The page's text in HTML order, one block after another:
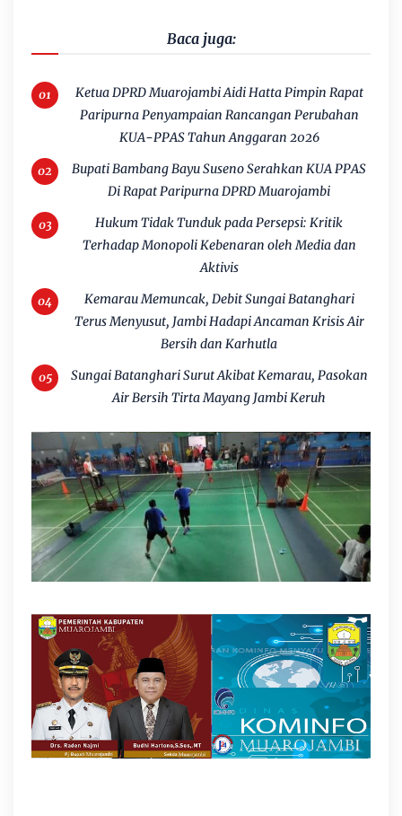
Baca juga:
Ketua DPRD Muarojambi Aidi Hatta Pimpin Rapat
Paripurna Penyampaian Rancangan Perubahan
KUA-PPAS Tahun Anggaran 2026
Bupati Bambang Bayu Suseno Serahkan KUA PPAS
Di Rapat Paripurna DPRD Muarojambi
Hukum Tidak Tunduk pada Persepsi: Kritik
Terhadap Monopoli Kebenaran oleh Media dan
Aktivis
Kemarau Memuncak, Debit Sungai Batanghari
Terus Menyusut, Jambi Hadapi Ancaman Krisis Air
Bersih dan Karhutla
Sungai Batanghari Surut Akibat Kemarau, Pasokan
Air Bersih Tirta Mayang Jambi Keruh